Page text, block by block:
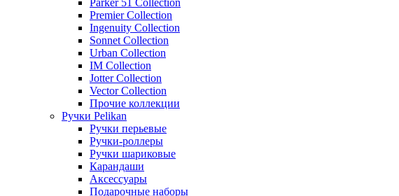
Parker 51 Collection
Premier Collection
Ingenuity Collection
Sonnet Collection
Urban Collection
IM Collection
Jotter Collection
Vector Collection
Прочие коллекции
Ручки Pelikan
Ручки перьевые
Ручки-роллеры
Ручки шариковые
Карандаши
Аксессуары
Подарочные наборы